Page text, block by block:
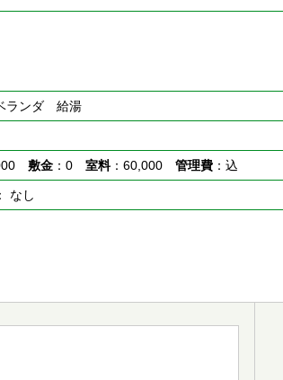
ランダ 給湯
敷金：0 室料：60,000 管理費：込
なし